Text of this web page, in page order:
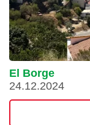
El Borge
24.12.2024